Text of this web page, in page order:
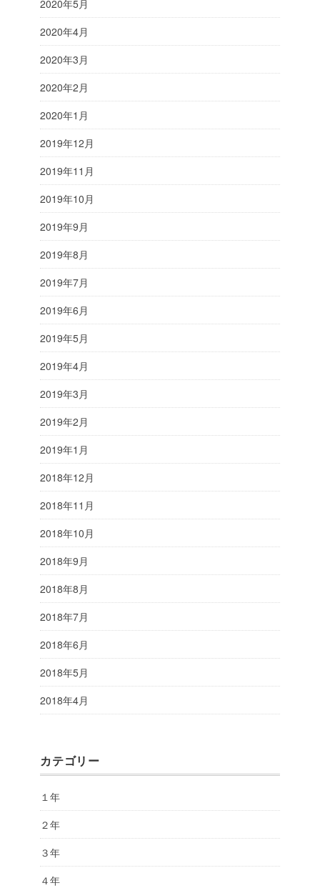
2020年5月
2020年4月
2020年3月
2020年2月
2020年1月
2019年12月
2019年11月
2019年10月
2019年9月
2019年8月
2019年7月
2019年6月
2019年5月
2019年4月
2019年3月
2019年2月
2019年1月
2018年12月
2018年11月
2018年10月
2018年9月
2018年8月
2018年7月
2018年6月
2018年5月
2018年4月
カテゴリー
１年
２年
３年
４年